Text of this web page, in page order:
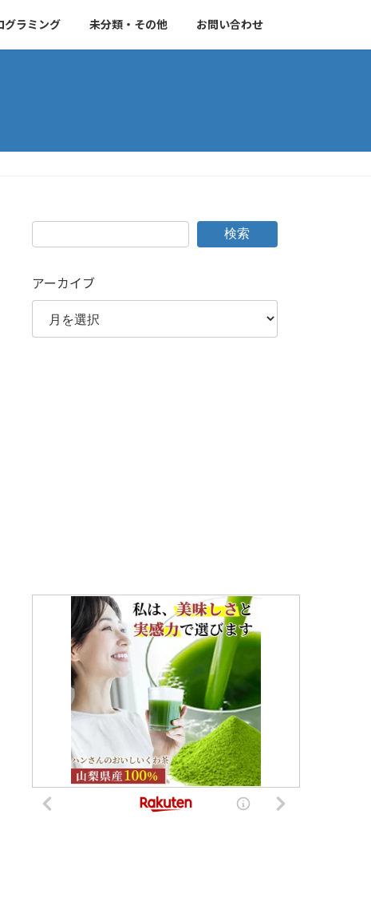
グラミング 未分類・その他 お問い合わせ
ので、ログインできません
検索
アーカイブ